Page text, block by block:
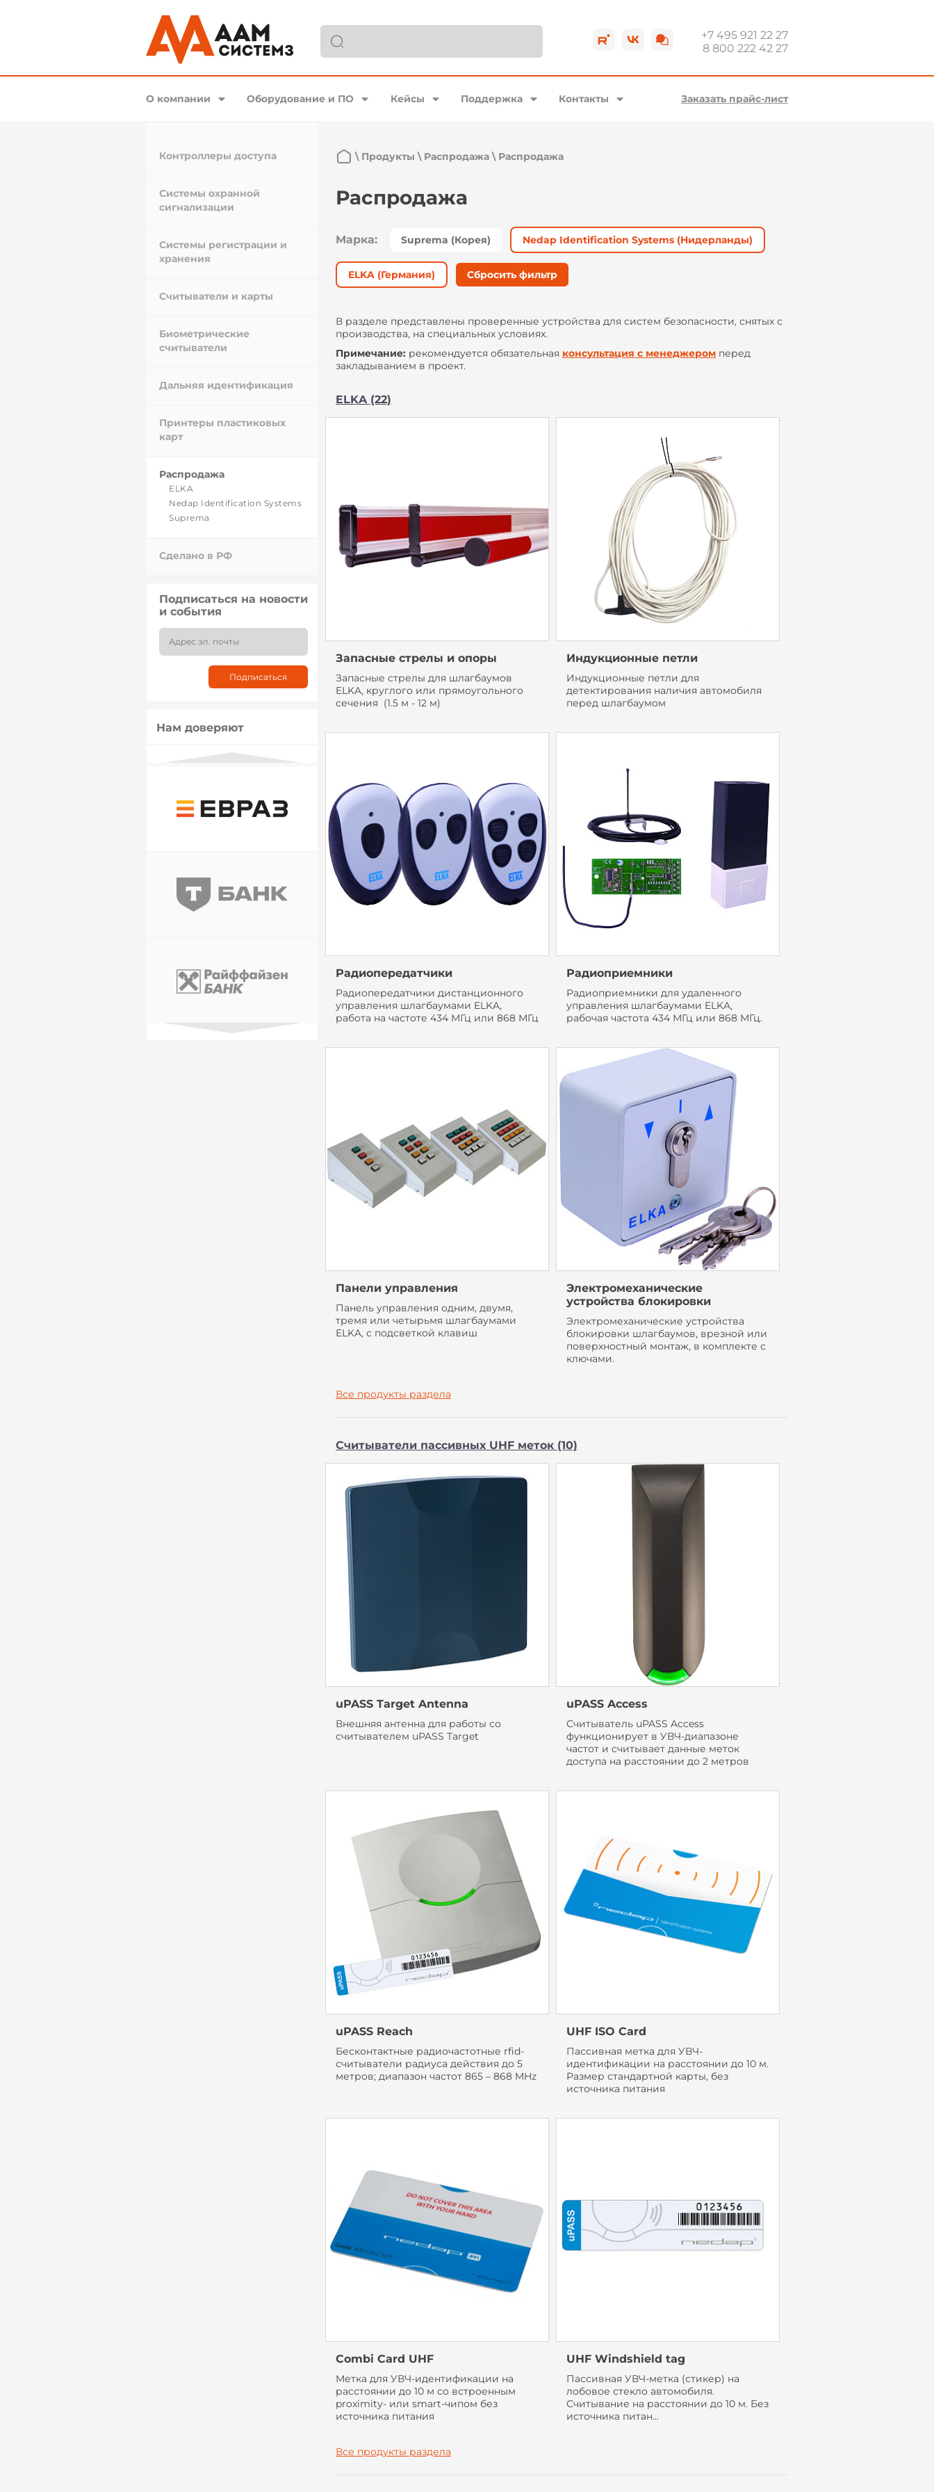
+7 495 921 22 27
8 800 222 42 27
О компании Оборудование и ПО Кейсы Поддержка Контакты Заказать прайс-лист
Контроллеры доступа
Системы охранной
сигнализации
Системы регистрации и
хранения
Считыватели и карты
Биометрические
считыватели
Дальняя идентификация
Принтеры пластиковых
карт
Распродажа
ELKA
Nedap Identification Systems
Suprema
Сделано в РФ
Подписаться на новости
и события
Нам доверяют
\ Продукты \ Распродажа\ Распродажа
Распродажа
Марка: Suprema (Корея) Nedap Identification Systems (Нидерланды)
ELKA (Германия) Сбросить фильтр
В разделе представлены проверенные устройства для систем безопасности, снятых с
производства, на специальных условиях.
Примечание: рекомендуется обязательная консультация с менеджером перед
закладыванием в проект.
ELKA (22)
Запасные стрелы и опоры
Запасные стрелы для шлагбаумов
ELKA, круглого или прямоугольного
сечения (1.5 м - 12 м)
Индукционные петли
Индукционные петли для
детектирования наличия автомобиля
перед шлагбаумом
Радиопередатчики
Радиопередатчики дистанционного
управления шлагбаумами ELKA,
работа на частоте 434 МГц или 868 МГц
Радиоприемники
Радиоприемники для удаленного
управления шлагбаумами ELKA,
рабочая частота 434 МГц или 868 МГц.
Панели управления
Панель управления одним, двумя,
тремя или четырьмя шлагбаумами
ELKA, с подсветкой клавиш
Электромеханические
устройства блокировки
Электромеханические устройства
блокировки шлагбаумов, врезной или
поверхностный монтаж, в комплекте с
ключами.
Все продукты раздела
Считыватели пассивных UHF меток (10)
uPASS Target Antenna
Внешняя антенна для работы со
считывателем uPASS Target
uPASS Access
Считыватель uPASS Access
функционирует в УВЧ-диапазоне
частот и считывает данные меток
доступа на расстоянии до 2 метров
uPASS Reach
Бесконтактные радиочастотные rfid-
считыватели радиуса действия до 5
метров; диапазон частот 865 – 868 MHz
UHF ISO Card
Пассивная метка для УВЧ-
идентификации на расстоянии до 10 м.
Размер стандартной карты, без
источника питания
Combi Card UHF
Метка для УВЧ-идентификации на
расстоянии до 10 м со встроенным
proximity- или smart-чипом без
источника питания
UHF Windshield tag
Пассивная УВЧ-метка (стикер) на
лобовое стекло автомобиля.
Считывание на расстоянии до 10 м. Без
источника питан...
Все продукты раздела